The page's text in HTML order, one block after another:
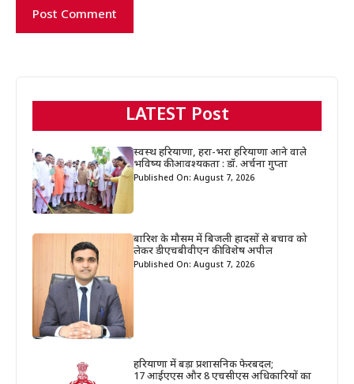
LATEST Post
स्वस्थ हरियाणा, हरा-भरा हरियाणा आने वाले
भविष्य की आवश्यकता : डॉ. अर्चना गुप्ता
Published On: August 7, 2026
बारिश के मौसम में बिजली हादसों से बचाव को
लेकर डीएचबीवीएन की विशेष अपील
Published On: August 7, 2026
हरियाणा में बड़ा प्रशासनिक फेरबदल;
17 आईएएस और 8 एचसीएस अधिकारियों का